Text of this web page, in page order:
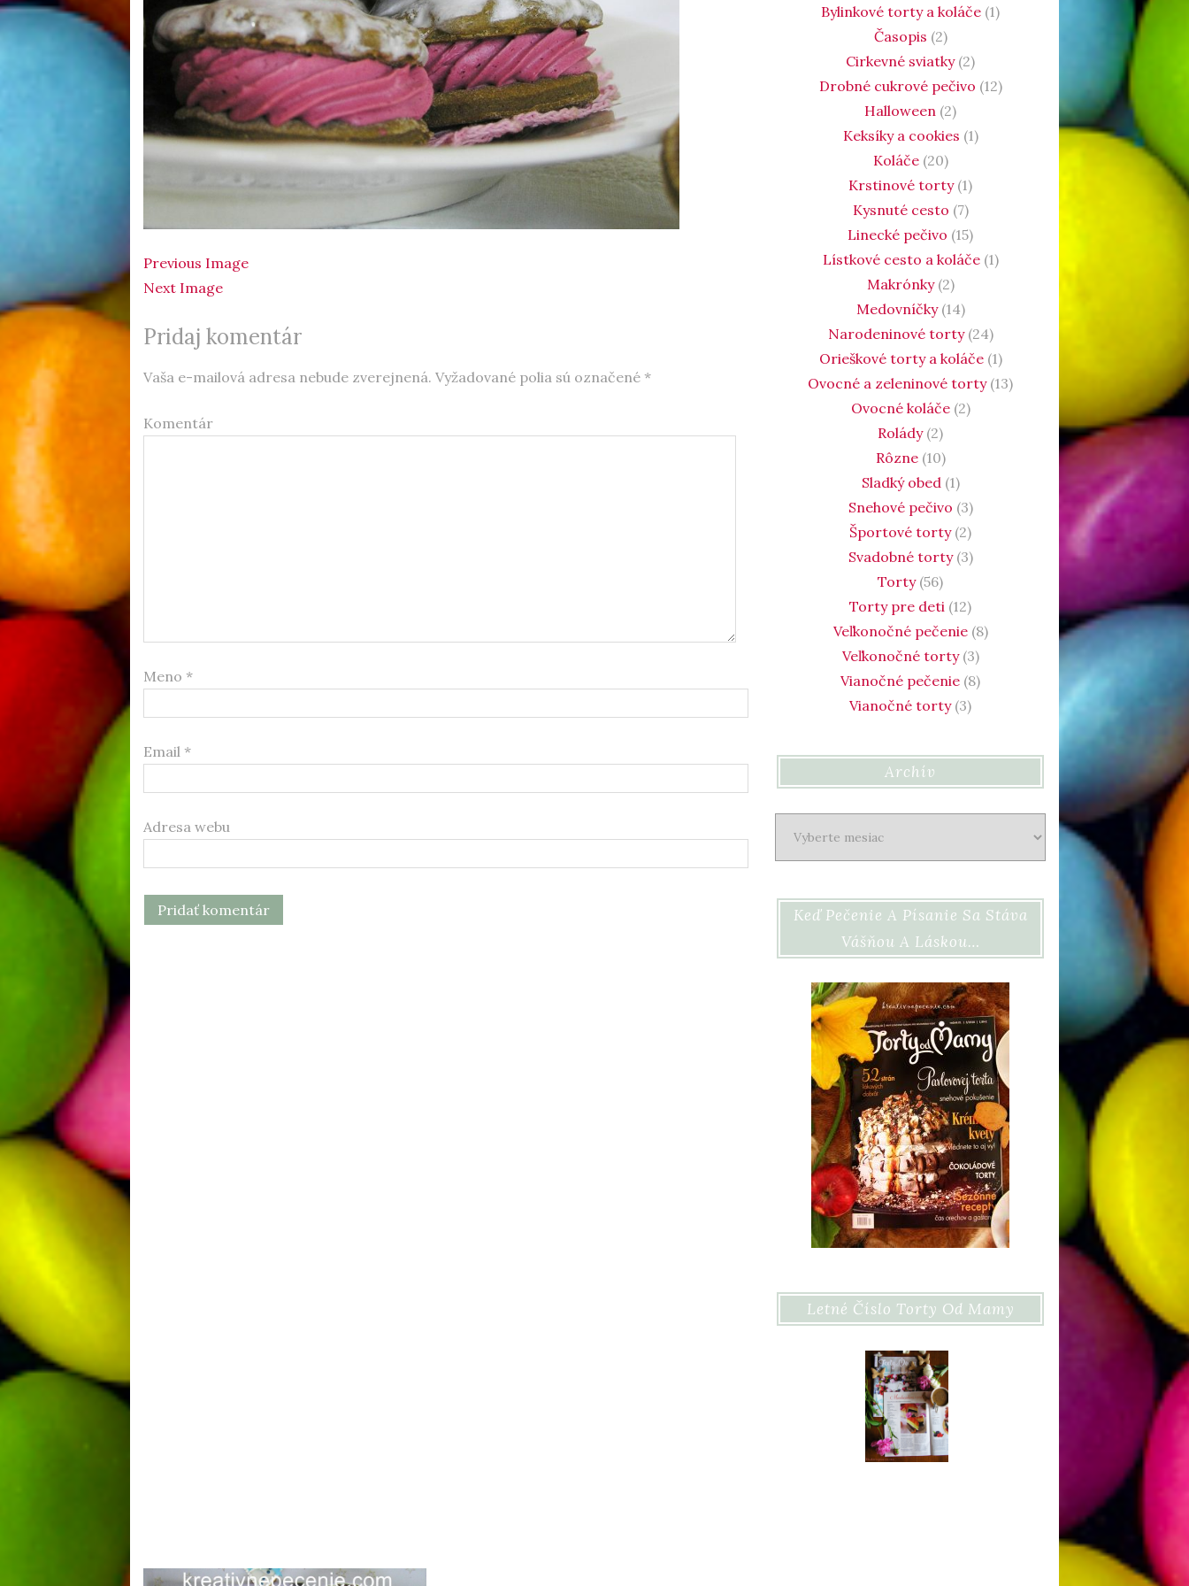
Previous Image
Next Image
Pridaj komentár
Vaša e-mailová adresa nebude zverejnená. Vyžadované polia sú označené *
Komentár
Meno *
Email *
Adresa webu
Bylinkové torty a koláče (1)
Časopis (2)
Cirkevné sviatky(2)
Drobné cukrové pečivo (12)
Halloween (2)
Keksíky a cookies (1)
Koláče(20)
Krstinové torty(1)
Kysnuté cesto (7)
Linecké pečivo (15)
Lístkové cesto a koláče(1)
Makrónky(2)
Medovníčky(14)
Narodeninové torty(24)
Orieškové torty a koláče(1)
Ovocné a zeleninové torty(13)
Ovocné koláče(2)
Rolády(2)
Rôzne(10)
Sladký obed(1)
Snehové pečivo (3)
Športové torty(2)
Svadobné torty(3)
Torty(56)
Torty pre deti (12)
Veľkonočné pečenie(8)
Veľkonočné torty(3)
Vianočné pečenie (8)
Vianočné torty(3)
Archív
Keď Pečenie A Písanie Sa Stáva
Vášňou A Láskou…
Letné Číslo Torty Od Mamy